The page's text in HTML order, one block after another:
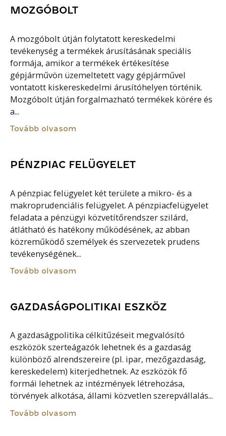
MOZGÓBOLT
A mozgóbolt útján folytatott kereskedelmi
tevékenység a termékek árusításának speciális
formája, amikor a termékek értékesítése
gépjárművön üzemeltetett vagy gépjárművel
vontatott kiskereskedelmi árusítóhelyen történik.
Mozgóbolt útján forgalmazható termékek körére és
a...
Tovább olvasom
PÉNZPIAC FELÜGYELET
A pénzpiac felügyelet két területe a mikro- és a
makroprudenciális felügyelet. A pénzpiacfelügyelet
feladata a pénzügyi közvetítőrendszer szilárd,
átlátható és hatékony működésének, az abban
közreműködő személyek és szervezetek prudens
tevékenységének...
Tovább olvasom
GAZDASÁGPOLITIKAI ESZKÖZ
A gazdaságpolitika célkitűzéseit megvalósító
eszközök szerteágazók lehetnek és a gazdaság
különböző alrendszereire (pl. ipar, mezőgazdaság,
kereskedelem) kiterjedhetnek. Az eszközök fő
formái lehetnek az intézmények létrehozása,
törvények alkotása, állami közvetlen szerepvállalás...
Tovább olvasom